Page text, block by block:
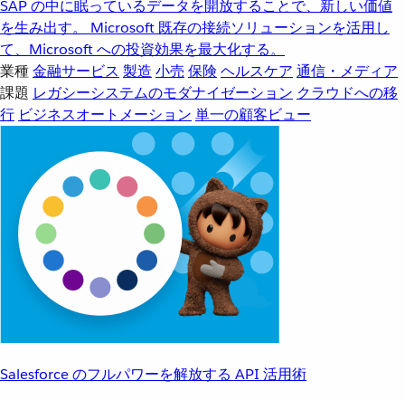
SAP の中に眠っているデータを開放することで、新しい価値
を生み出す。
Microsoft 既存の接続ソリューションを活用し
て、Microsoft への投資効果を最大化する。
業種金融サービス 製造 小売 保険 ヘルスケア 通信・メディア
課題 レガシーシステムのモダナイゼーション クラウドへの移
行 ビジネスオートメーション 単一の顧客ビュー
Salesforce のフルパワーを解放する API 活用術